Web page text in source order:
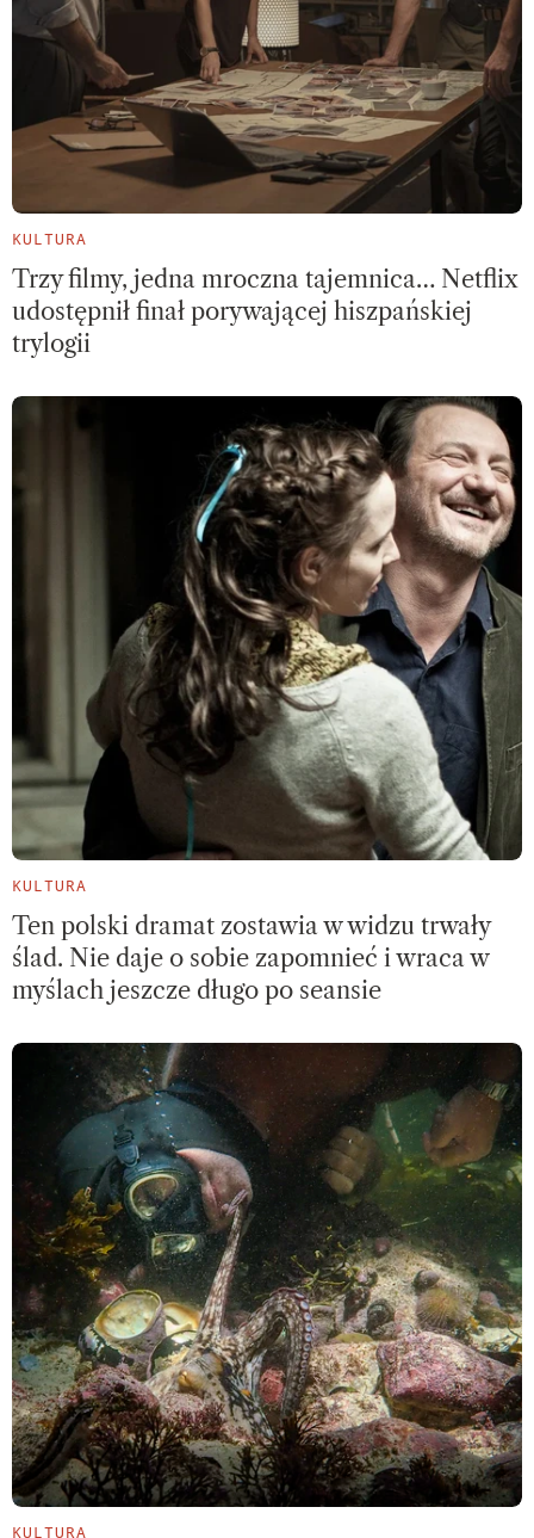
KULTURA
Trzy filmy, jedna mroczna tajemnica… Netflix
udostępnił finał porywającej hiszpańskiej
trylogii
KULTURA
Ten polski dramat zostawia w widzu trwały
ślad. Nie daje o sobie zapomnieć i wraca w
myślach jeszcze długo po seansie
KULTURA